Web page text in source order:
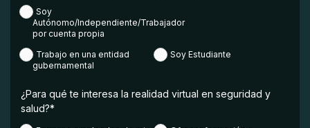
Soy
Autónomo/Independiente/Trabajador
por cuenta propia
Trabajo en una entidad
gubernamental
Soy Estudiante
¿Para qué te interesa la realidad virtual en seguridad y
salud?*